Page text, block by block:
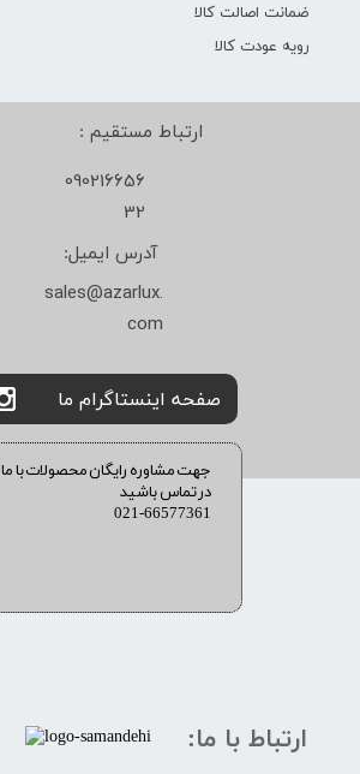
ضمانت اصالت کالا
رویه عودت کالا
ارتباط مستقیم :
090216656
32
آدرس ایمیل:
sales@azarlux.
com
صفحه اینستاگرام ما
​​جهت مشاوره رایگان محصولات با ما
در تماس باشید
021-66577361
ارتباط با ما: